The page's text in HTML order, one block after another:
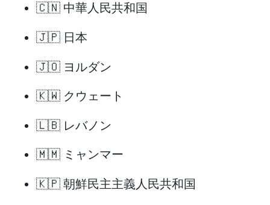
🇨🇳 中華人民共和国
🇯🇵 日本
🇯🇴 ヨルダン
🇰🇼 クウェート
🇱🇧 レバノン
🇲🇲 ミャンマー
🇰🇵 朝鮮民主主義人民共和国